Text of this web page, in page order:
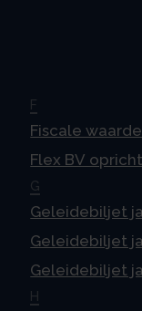
F
Fiscale
Flex BV
G
Geleidebiljet
Geleidebiljet
Geleidebiljet
H